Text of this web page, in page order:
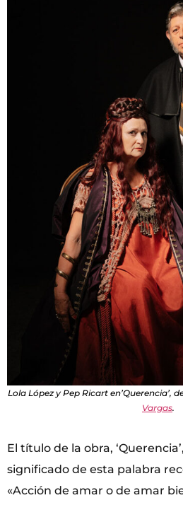
Lola López y Pep Ricart en’Querencia’,
Vargas.
El título de la obra,
significado de esta palabra
«Acción de amar o de amar